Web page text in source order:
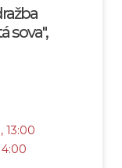
sova",
13:00